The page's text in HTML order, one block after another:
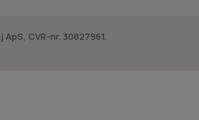
CVR-nr. 30827961.